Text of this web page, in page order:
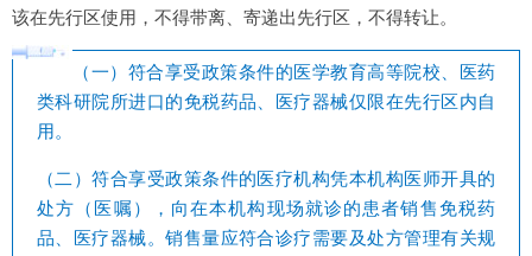
该在先行区使用，不得带离、寄递出先行区，不得转让。
（一）符合享受政策条件的医学教育高等院校、医药
类科研院所进口的免税药品、医疗器械仅限在先行区内自
用。
（二）符合享受政策条件的医疗机构凭本机构医师开具的
处方（医嘱），向在本机构现场就诊的患者销售免税药
品、医疗器械。销售量应符合诊疗需要及处方管理有关规